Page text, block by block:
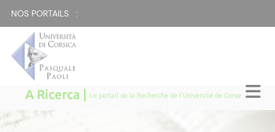
NOS PORTAILS :
A Ricerca | Le portail de la Recherche de l'Université de Corse